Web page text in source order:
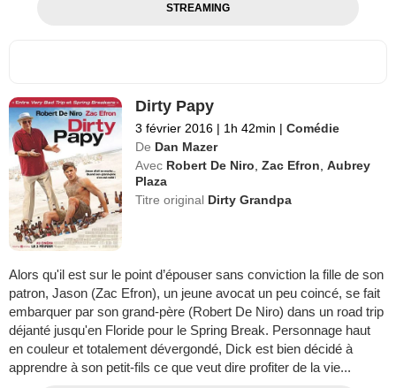
STREAMING
Dirty Papy
3 février 2016 | 1h 42min | Comédie
De Dan Mazer
Avec Robert De Niro ,Zac Efron ,Aubrey
Plaza
Titre original Dirty Grandpa
Alors qu'il est sur le point d’épouser sans conviction la fille de son
patron, Jason (Zac Efron), un jeune avocat un peu coincé, se fait
embarquer par son grand-père (Robert De Niro) dans un road trip
déjanté jusqu'en Floride pour le Spring Break. Personnage haut
en couleur et totalement dévergondé, Dick est bien décidé à
apprendre à son petit-fils ce que veut dire profiter de la vie...